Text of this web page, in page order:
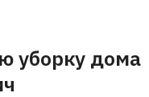
уборку дома